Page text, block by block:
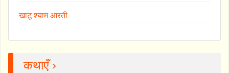
खाटू श्याम आरती
कथाएँ ›